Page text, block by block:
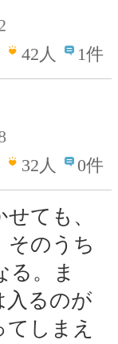
42人 1件
32人 0件
ても、
そのうち
る。ま
入るのが
しまえ